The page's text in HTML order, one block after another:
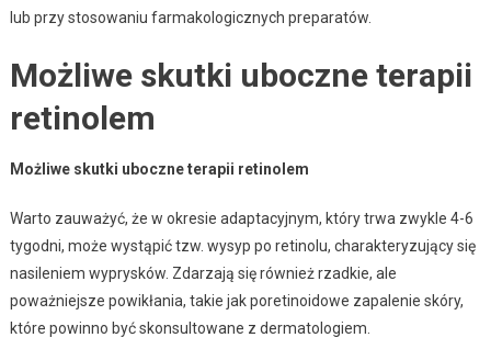
lub przy stosowaniu farmakologicznych preparatów.
Możliwe skutki uboczne terapii
retinolem
Możliwe skutki uboczne terapii retinolem
Warto zauważyć, że w okresie adaptacyjnym, który trwa zwykle 4-6
tygodni, może wystąpić tzw. wysyp po retinolu, charakteryzujący się
nasileniem wyprysków. Zdarzają się również rzadkie, ale
poważniejsze powikłania, takie jak poretinoidowe zapalenie skóry,
które powinno być skonsultowane z dermatologiem.